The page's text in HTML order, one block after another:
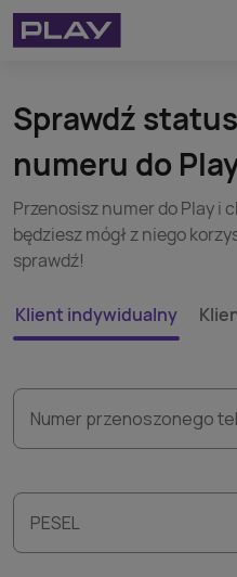
Sprawdź
numeru do
Przenosisz numer do Play i
będziesz mógł z niego
sprawdź!
Klient indywidualny
Numer przenoszonego
PESEL